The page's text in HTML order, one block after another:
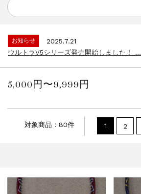
お知らせ
2025.7.15
お知らせ
2025.7.21
ウルトラV5シリーズ発売開始しました！ ...
お知らせ
2025.7.21
お知らせ
2025.7.15
BallBoyサイト再開！...
5,000円〜9,999円
1 2
対象商品：80件